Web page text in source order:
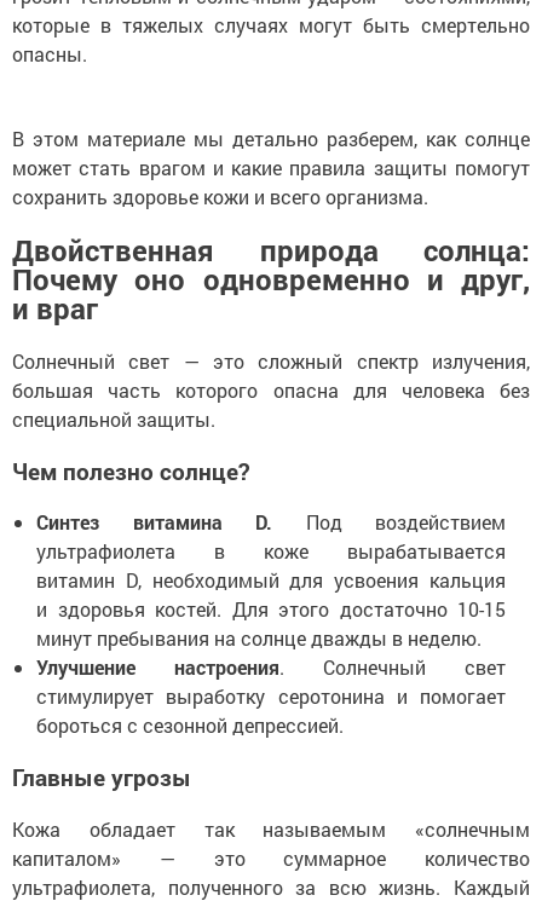
которые в тяжелых случаях могут быть смертельно
опасны.
В этом материале мы детально разберем, как солнце
может стать врагом и какие правила защиты помогут
сохранить здоровье кожи и всего организма.
Двойственная природа солнца:
Почему оно одновременно и друг,
и враг
Солнечный свет — это сложный спектр излучения,
большая часть которого опасна для человека без
специальной защиты.
Чем полезно солнце?
Синтез витамина D. Под воздействием
ультрафиолета в коже вырабатывается
витамин D, необходимый для усвоения кальция
и здоровья костей. Для этого достаточно 10-15
минут пребывания на солнце дважды в неделю.
Улучшение настроения. Солнечный свет
стимулирует выработку серотонина и помогает
бороться с сезонной депрессией.
Главные угрозы
Кожа обладает так называемым «солнечным
капиталом» — это суммарное количество
ультрафиолета, полученного за всю жизнь. Каждый